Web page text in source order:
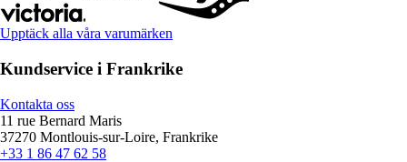
Upptäck alla våra varumärken
Kundservice i Frankrike
Kontakta oss
11 rue Bernard Maris
37270 Montlouis-sur-Loire, Frankrike
+33 1 86 47 62 58